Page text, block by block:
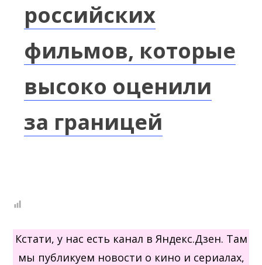
российских
фильмов, которые
высоко оценили
за границей
Кстати, у нас есть канал в Яндекс.Дзен. Там
мы публикуем новости о кино и сериалах,